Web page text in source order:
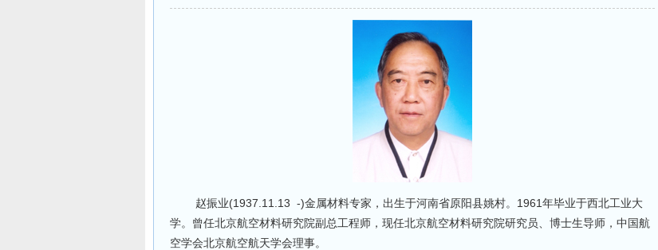
赵振业(1937.11.13 -)金属材料专家，出生于河南省原阳县姚村。1961年毕业于西北工业大
学。曾任北京航空材料研究院副总工程师，现任北京航空材料研究院研究员、博士生导师，中国航
空学会北京航空航天学会理事。